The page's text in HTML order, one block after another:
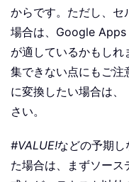
からです。ただし、セ
場合は、Google
が適しているかもし
集できない点にもご注
に変換したい場合は
さい。
#VALUE!などの予期
た場合は、まずソー